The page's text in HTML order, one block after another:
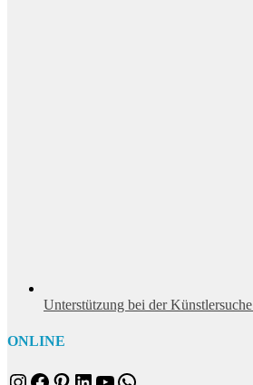
Unterstützung bei der Künstlersuche
ONLINE